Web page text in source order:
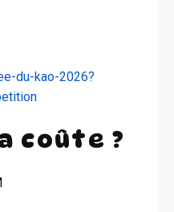
du-kao-2026?
coûte ?